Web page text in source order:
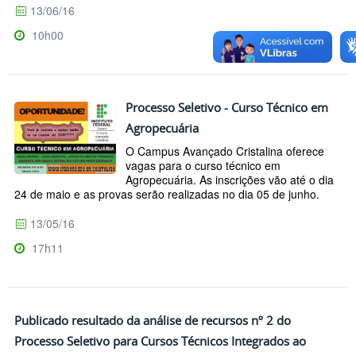
13/06/16
10h00
Processo Seletivo - Curso Técnico em
Agropecuária
O Campus Avançado Cristalina oferece
vagas para o curso técnico em
Agropecuária. As inscrições vão até o dia
24 de maio e as provas serão realizadas no dia 05 de junho.
13/05/16
17h11
Publicado resultado da análise de recursos nº 2 do
Processo Seletivo para Cursos Técnicos Integrados ao